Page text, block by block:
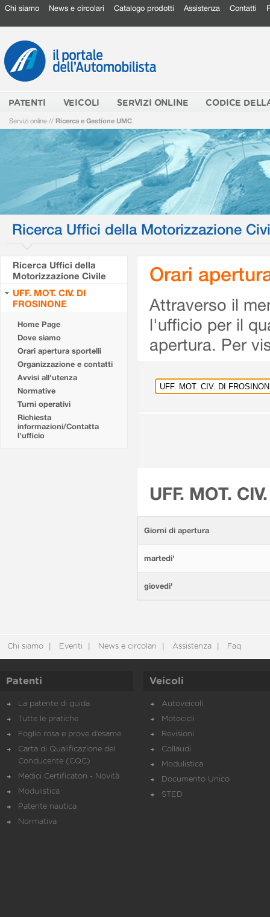
Chi siamo News e circolari Catalogo prodotti Assistenza Contatti
PATENTI VEICOLI SERVIZI ONLINE CODICE
Servizi online // Ricerca e Gestione UMC
Ricerca Uffici della Motorizzazione
Ricerca Uffici della
Motorizzazione Civile
UFF. MOT. CIV. DI
FROSINONE
Home Page
Dove siamo
Orari apertura sportelli
Organizzazione e contatti
Avvisi all'utenza
Normative
Turni operativi
Richiesta
informazioni/Contatta
l'ufficio
Orari
Attraverso il
l'ufficio per il
apertura. Per
UFF. MOT.
Giorni di apertura
martedi'
giovedi'
Chi siamo Eventi News e circolari Assistenza Faq
Patenti
La patente di guida
Tutte le pratiche
Foglio rosa e prove d’esame
Carta di Qualificazione del
Conducente (CQC)
Medici Certificatori - Novità
Modulistica
Patente nautica
Normativa
Veicoli
Autoveicoli
Motocicli
Revisioni
Collaudi
Modulistica
Documento Unico
STED